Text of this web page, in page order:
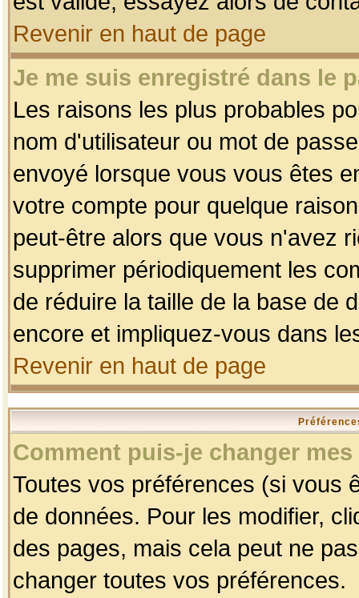
Revenir en haut de page
Je me suis enregistré dans le
Les raisons les plus probables
nom d'utilisateur ou mot de
envoyé lorsque vous vous êtes
votre compte pour quelque
peut-être alors que vous n'avez
supprimer périodiquement les
de réduire la taille de la base de
encore et impliquez-vous dans
Revenir en haut de page
Comment puis-je changer
Toutes vos préférences (si vous
de données. Pour les modifier,
des pages, mais cela peut ne
changer toutes vos préférences.